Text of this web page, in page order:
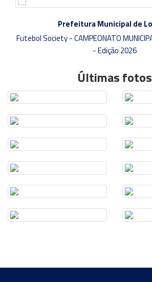
Prefeitura Municipal de
Futebol Society - CAMPEONATO
- Edição 2026
Últimas fotos